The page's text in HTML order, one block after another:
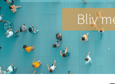
Bliv